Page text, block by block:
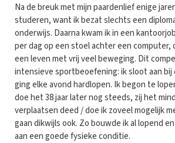
Na de breuk met mijn paardenlief enige
studeren, want ik bezat slechts een
onderwijs. Daarna kwam ik in een
per dag op een stoel achter een computer,
een leven met vrij veel beweging. Dit
intensieve sportbeoefening: ik sloot aan
ging elke avond hardlopen. Ik begon te
doe het 38 jaar later nog steeds, zij het
verplaatsen deed / doe ik zoveel mogelijk
gaan dikwijls ook. Zo bouwde ik al lopend
aan een goede fysieke conditie.